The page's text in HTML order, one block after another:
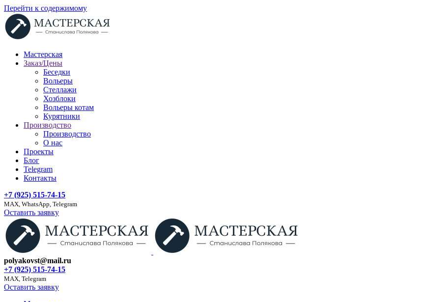
Перейти к содержимому
Мастерская
Заказ/Цены
Беседки
Вольеры
Стеллажи
Хозблоки
Вольеры котам
Курятники
Производство
Производство
О нас
Проекты
Блог
Telegram
Контакты
+7 (925) 515-74-15
MAX, WhatsApp, Telegram
Оставить заявку
polyakovst@mail.ru
+7 (925) 515-74-15
MAX, Telegram
Оставить заявку